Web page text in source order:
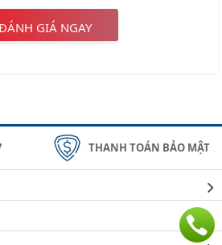
GIÁ NGAY
THANH TOÁN BẢO MẬT